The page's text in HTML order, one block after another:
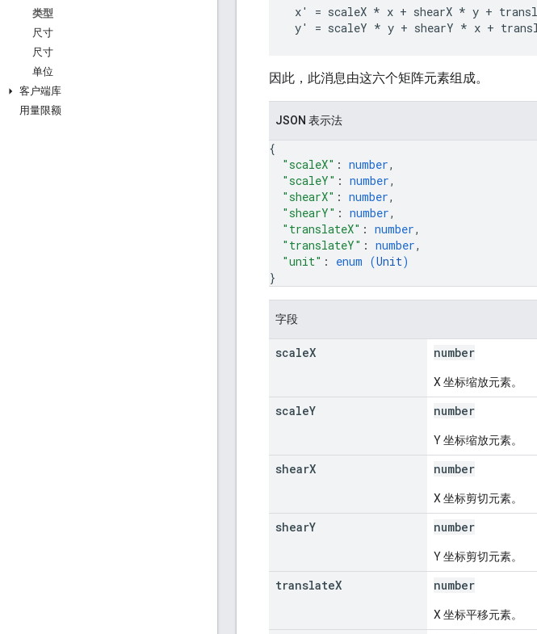
类型
尺寸
尺寸
单位
客户端库
用量限额
x' = scaleX * x + shearX * y +
因此，此消息由这六个矩阵元素组成。
JSON 表示法
{
"scaleX" : number,
"scaleY" : number,
"shearX" : number,
"shearY" : number,
"translateX" : number,
"translateY" : number,
"unit" : enum (Unit)
}
字段
scaleX number
X 坐标缩放元素。
scaleY number
Y 坐标缩放元素。
shearX number
X 坐标剪切元素。
shearY number
Y 坐标剪切元素。
translateX number
X 坐标平移元素。